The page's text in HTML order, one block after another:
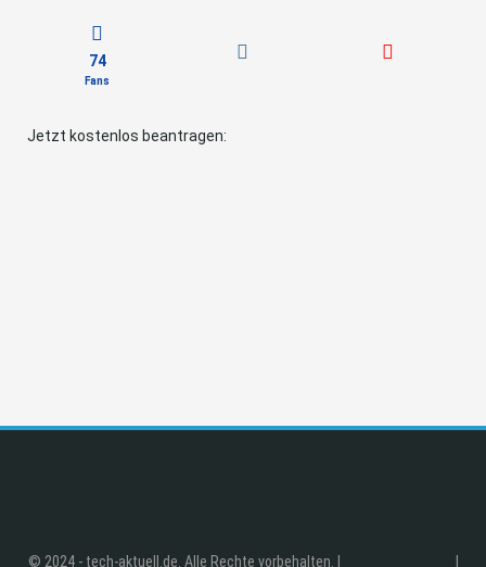
74
Fans
Jetzt kostenlos beantragen:
© 2024 - tech-aktuell.de. Alle Rechte vorbehalten. |